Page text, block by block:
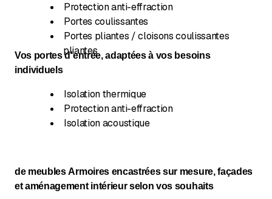
Protection anti-effraction
Portes coulissantes
Portes pliantes / cloisons coulissantes
pliantes
Vos portes d'entrée, adaptées à vos besoins
individuels
Isolation thermique
Protection anti-effraction
Isolation acoustique
de meubles Armoires encastrées sur mesure, façades
et aménagement intérieur selon vos souhaits